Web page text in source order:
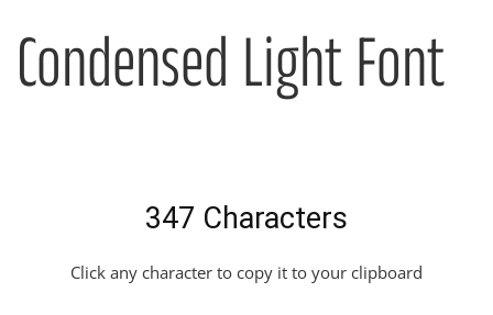
Condensed Light Font
347 Characters
Click any character to copy it to your clipboard